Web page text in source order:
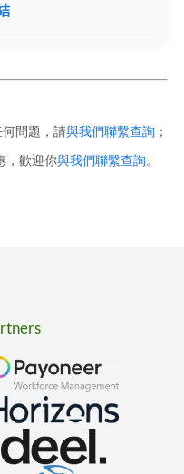
問題，請與我們聯繫查詢 ；
，歡迎你與我們聯繫查詢。